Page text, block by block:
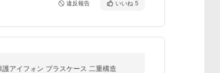
違反報告 いいね 5
アイフォン プラスケース 二重構造